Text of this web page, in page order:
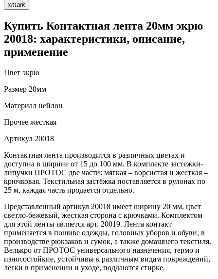
xmark
Купить Контактная лента 20мм экрю
20018: характеристики, описание,
применение
Цвет экрю
Размер 20мм
Материал нейлон
Прочее жесткая
Артикул 20018
Контактная лента производится в различных цветах и
доступна в ширине от 15 до 100 мм. В комплекте застежки-
липучки ПРОТОС две части: мягкая – ворсистая и жесткая –
крючковая. Текстильная застёжка поставляется в рулонах по
25 м, каждая часть продается отдельно.
Представленный артикул 20018 имеет ширину 20 мм, цвет
светло-бежевый, жесткая сторона с крючками. Комплектом
для этой ленты является арт. 20019. Лента контакт
применяется в пошиве одежды, головных уборов и обуви, в
производстве рюкзаков и сумок, а также домашнего текстиля.
Велькро от ПРОТОС универсального назначения, термо и
износостойкие, устойчивы к различным видам повреждений,
легки в применении и уходе, поддаются стирке.